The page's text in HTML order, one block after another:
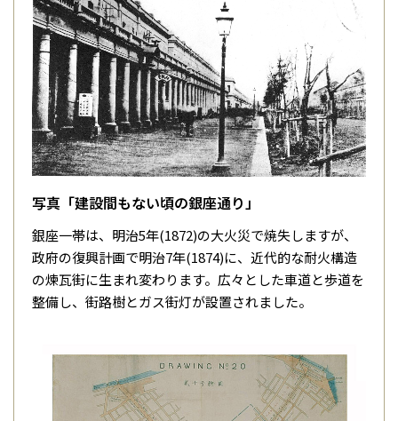
写真「建設間もない頃の銀座通り」
銀座一帯は、明治5年(1872)の大火災で焼失しますが、
政府の復興計画で明治7年(1874)に、近代的な耐火構造
の煉瓦街に生まれ変わります。広々とした車道と歩道を
整備し、街路樹とガス街灯が設置されました。